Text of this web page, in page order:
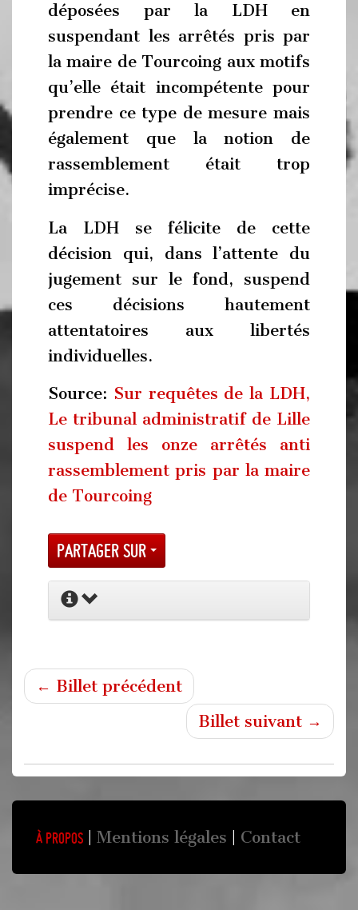
déposées par la LDH en
suspendant les arrêtés pris par
la maire de Tourcoing aux motifs
qu’elle était incompétente pour
prendre ce type de mesure mais
également que la notion de
rassemblement était trop
imprécise.
La LDH se félicite de cette
décision qui, dans l’attente du
jugement sur le fond, suspend
ces décisions hautement
attentatoires aux libertés
individuelles.
Source: Sur requêtes de la LDH,
Le tribunal administratif de Lille
suspend les onze arrêtés anti
rassemblement pris par la maire
de Tourcoing
Partager sur
← Billet précédent
Billet suivant →
À propos Mentions légales Contact